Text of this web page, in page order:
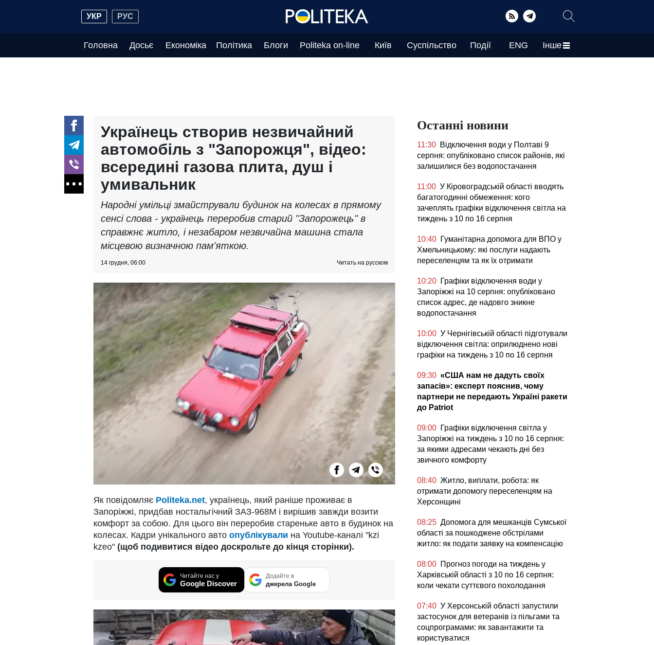
УКР РУС
Головна Досьє Економіка Політика Блоги Politeka on-line Київ Суспільство Події ENG Інше
Українець створив незвичайний
автомобіль з "Запорожця", відео:
всередині газова плита, душ і
умивальник
Народні умільці змайстрували будинок на колесах в прямому
сенсі слова - українець переробив старий "Запорожець" в
справжнє житло, і незабаром незвичайна машина стала
місцевою визначною пам'яткою.
14 грудня, 06:00 Читать на русском
Як повідомляє Politeka.net, українець, який раніше проживає в
Запоріжжі, придбав ностальгічний ЗАЗ-968М і вирішив завжди возити
комфорт за собою. Для цього він переробив стареньке авто в будинок на
колесах. Кадри унікального авто опублікували на Youtube-каналі "kzi
kzeo" (щоб подивитися відео доскрольте до кінця сторінки).
Читайте нас у
Google Discover
Додайте в
джерела Google
Останні новини
11:30 Відключення води у Полтаві 9
серпня: опубліковано список районів, які
залишилися без водопостачання
11:00 У Кіровоградській області вводять
багатогодинні обмеження: кого
зачеплять графіки відключення світла на
тиждень з 10 по 16 серпня
10:40 Гуманітарна допомога для ВПО у
Хмельницькому: які послуги надають
переселенцям та як їх отримати
10:20 Графіки відключення води у
Запоріжжі на 10 серпня: опубліковано
список адрес, де надовго зникне
водопостачання
10:00 У Чернігівській області підготували
відключення світла: оприлюднено нові
графіки на тиждень з 10 по 16 серпня
09:30 «США нам не дадуть своїх
запасів»: експерт пояснив, чому
партнери не передають Україні ракети
до Patriot
09:00 Графіки відключення світла у
Запоріжжі на тиждень з 10 по 16 серпня:
за якими адресами чекають дні без
звичного комфорту
08:40 Житло, виплати, робота: як
отримати допомогу переселенцям на
Херсонщині
08:25 Допомога для мешканців Сумської
області за пошкоджене обстрілами
житло: як подати заявку на компенсацію
08:00 Прогноз погоди на тиждень у
Харківській області з 10 по 16 серпня:
коли чекати суттєвого похолодання
07:40 У Херсонській області запустили
застосунок для ветеранів із пільгами та
соцпрограмами: як завантажити та
користуватися